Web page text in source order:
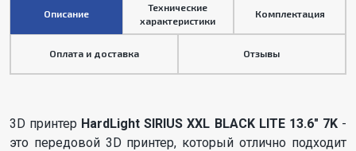
Описание
Технические
характеристики
Комплектация
Оплата и доставка Отзывы
3D принтер HardLight SIRIUS XXL BLACK LITE 13.6" 7K-
это передовой 3D принтер, который отлично подходит